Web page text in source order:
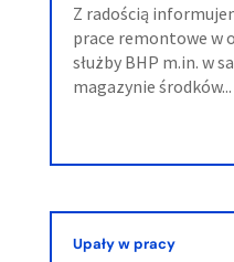
Z radością
prace remontowe w
służby BHP m.in. w
magazynie środków...
Upały w pracy